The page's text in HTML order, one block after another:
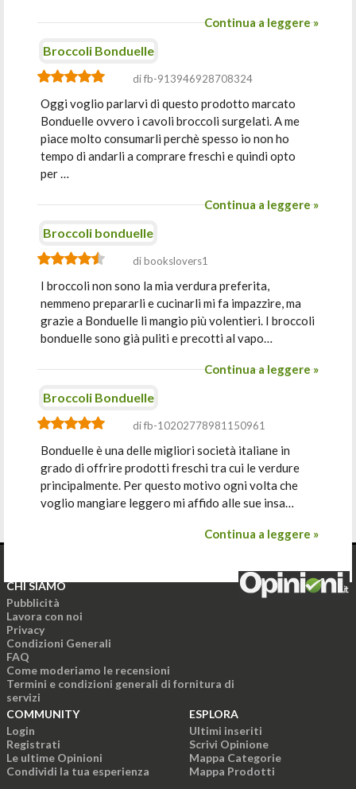
Continua a leggere »
Broccoli Bonduelle
di fb-913946928708324
Oggi voglio parlarvi di questo prodotto marcato
Bonduelle ovvero i cavoli broccoli surgelati. A me
piace molto consumarli perchè spesso io non ho
tempo di andarli a comprare freschi e quindi opto
per …
Continua a leggere »
Broccoli bonduelle
di bookslovers1
I broccoli non sono la mia verdura preferita,
nemmeno prepararli e cucinarli mi fa impazzire, ma
grazie a Bonduelle li mangio più volentieri. I broccoli
bonduelle sono già puliti e precotti al vapo…
Continua a leggere »
Broccoli Bonduelle
di fb-10202778981150961
Bonduelle è una delle migliori società italiane in
grado di offrire prodotti freschi tra cui le verdure
principalmente. Per questo motivo ogni volta che
voglio mangiare leggero mi affido alle sue insa…
Continua a leggere »
CHI SIAMO
Pubblicità
Lavora con noi
Privacy
Condizioni Generali
FAQ
Come moderiamo le recensioni
Termini e condizioni generali di fornitura di
servizi
COMMUNITY
Login
Registrati
Le ultime Opinioni
Condividi la tua esperienza
ESPLORA
Ultimi inseriti
Scrivi Opinione
Mappa Categorie
Mappa Prodotti